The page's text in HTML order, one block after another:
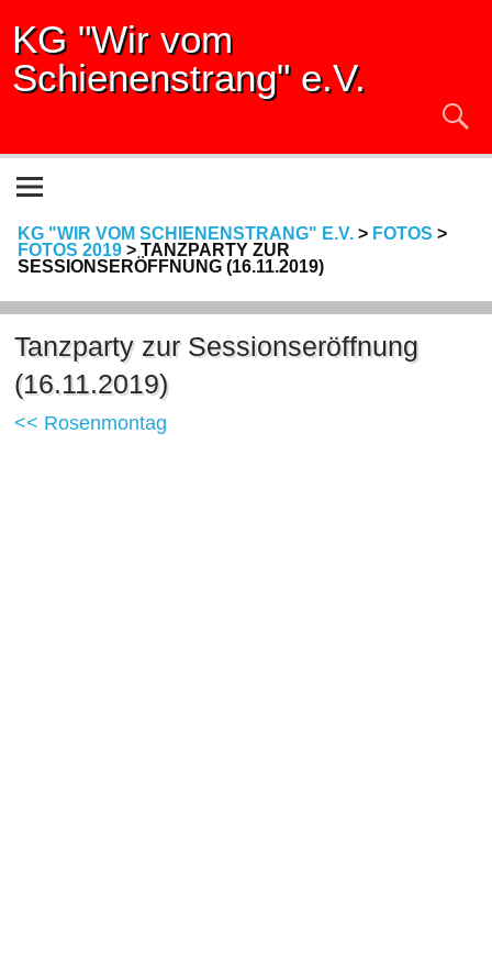
KG "Wir vom
Schienenstrang" e.V.
KG "WIR VOM SCHIENENSTRANG" E.V.> FOTOS >
FOTOS 2019> TANZPARTY ZUR
SESSIONSERÖFFNUNG (16.11.2019)
Tanzparty zur Sessionseröffnung
(16.11.2019)
<< Rosenmontag